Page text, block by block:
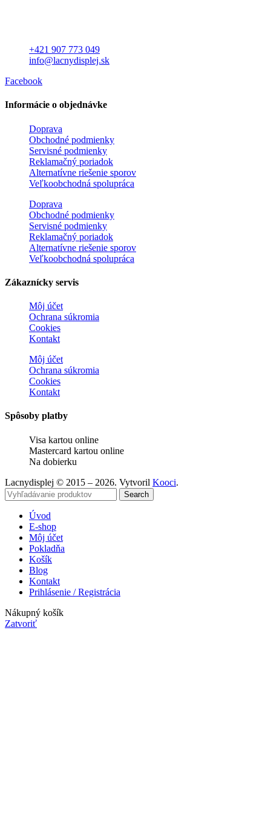
+421 907 773 049
info@lacnydisplej.sk
Facebook
Informácie o objednávke
Doprava
Obchodné podmienky
Servisné podmienky
Reklamačný poriadok
Alternatívne riešenie sporov
Veľkoobchodná spolupráca
Doprava
Obchodné podmienky
Servisné podmienky
Reklamačný poriadok
Alternatívne riešenie sporov
Veľkoobchodná spolupráca
Zákaznícky servis
Môj účet
Ochrana súkromia
Cookies
Kontakt
Môj účet
Ochrana súkromia
Cookies
Kontakt
Spôsoby platby
Visa kartou online
Mastercard kartou online
Na dobierku
Lacnydisplej © 2015 – 2026. Vytvoril Kooci.
Search
Úvod
E-shop
Môj účet
Pokladňa
Košík
Blog
Kontakt
Prihlásenie / Registrácia
Nákupný košík
Zatvoriť